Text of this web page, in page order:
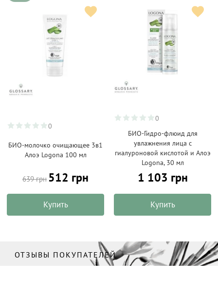
0
БИО-молочко очищающее 3в1
Алоэ Logona 100 мл
639 грн 512 грн
Купить
0
БИО-Гидро-флюид для
увлажнения лица с
гиалуроновой кислотой и Алоэ
Logona, 30 мл
1 103 грн
Купить
ОТЗЫВЫ ПОКУПАТЕЛЕЙ